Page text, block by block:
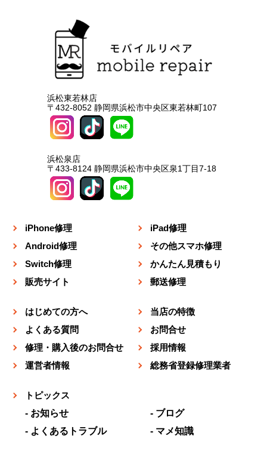
浜松東若林店
〒432-8052 静岡県浜松市中央区東若林町107
浜松泉店
〒433-8124 静岡県浜松市中央区泉1丁目7-18
iPhone修理
iPad修理
Android修理
その他スマホ修理
Switch修理
かんたん見積もり
販売サイト
郵送修理
はじめての方へ
当店の特徴
よくある質問
お問合せ
修理・購入後のお問合せ
採用情報
運営者情報
総務省登録修理業者
トピックス
お知らせ
ブログ
よくあるトラブル
マメ知識